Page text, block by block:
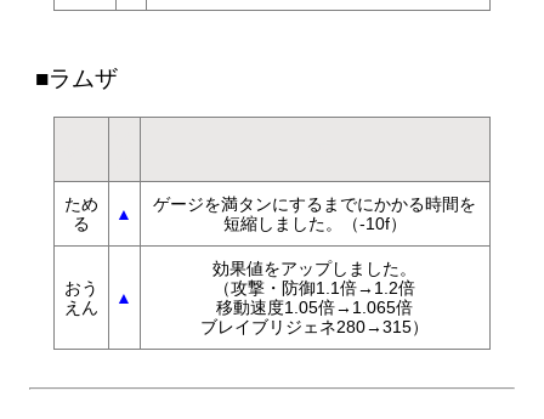
■ラムザ
ため
る
▲
ゲージを満タンにするまでにかかる時間を
短縮しました。（-10f）
おう
えん
▲
効果値をアップしました。
（攻撃・防御1.1倍→1.2倍
移動速度1.05倍→1.065倍
ブレイブリジェネ280→315）